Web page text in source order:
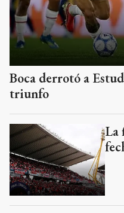
Boca derrotó a
triunfo
La